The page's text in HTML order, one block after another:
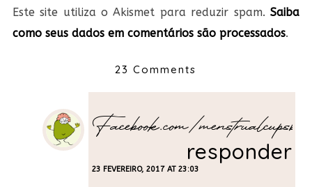
Este site utiliza o Akismet para reduzir spam.Saiba
como seus dados em comentários são processados.
23 Comments
Facebook.com/
23 FEVEREIRO, 2017 AT 23:03
responder